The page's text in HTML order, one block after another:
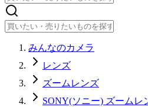
みんなのカメラ
レンズ
ズームレンズ
SONY(ソニー) ズームレ